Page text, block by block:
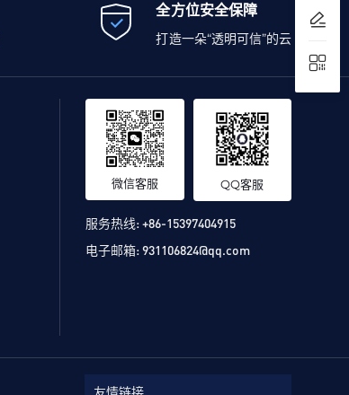
全方位安全保障
打造一朵“透明可信”的云
微信客服 QQ客服
服务热线:+86-15397404915
电子邮箱:931106824@qq.com